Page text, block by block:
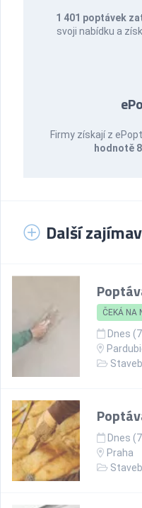
1 401 poptávek
svoji nabídku a
Firmy získají z
hodnotě
Další
ČEKÁ NA
Dnes
Dnes
Praha